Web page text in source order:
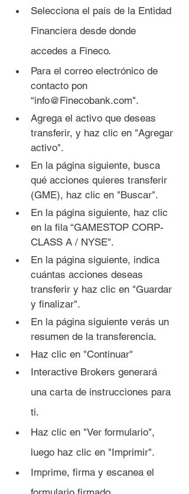
Selecciona el país de la Entidad
Financiera desde donde
accedes a Fineco.
Para el correo electrónico de
contacto pon
“info@Finecobank.com".
Agrega el activo que deseas
transferir, y haz clic en "Agregar
activo".
En la página siguiente, busca
qué acciones quieres transferir
(GME), haz clic en "Buscar".
En la página siguiente, haz clic
en la fila “GAMESTOP CORP-
CLASS A / NYSE".
En la página siguiente, indica
cuántas acciones deseas
transferir y haz clic en "Guardar
y finalizar".
En la página siguiente verás un
resumen de la transferencia.
Haz clic en "Continuar"
Interactive Brokers generará
una carta de instrucciones para
ti.
Haz clic en "Ver formulario",
luego haz clic en "Imprimir".
Imprime, firma y escanea el